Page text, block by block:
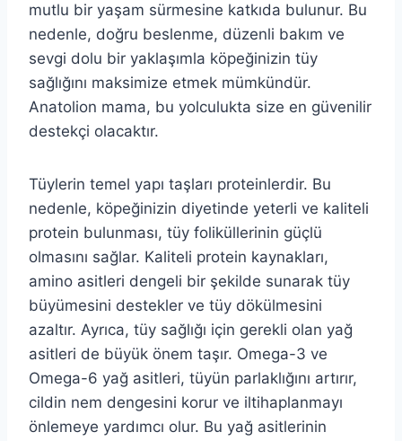
mutlu bir yaşam sürmesine katkıda bulunur. Bu
nedenle, doğru beslenme, düzenli bakım ve
sevgi dolu bir yaklaşımla köpeğinizin tüy
sağlığını maksimize etmek mümkündür.
Anatolion mama, bu yolculukta size en güvenilir
destekçi olacaktır.
Tüylerin temel yapı taşları proteinlerdir. Bu
nedenle, köpeğinizin diyetinde yeterli ve kaliteli
protein bulunması, tüy foliküllerinin güçlü
olmasını sağlar. Kaliteli protein kaynakları,
amino asitleri dengeli bir şekilde sunarak tüy
büyümesini destekler ve tüy dökülmesini
azaltır. Ayrıca, tüy sağlığı için gerekli olan yağ
asitleri de büyük önem taşır. Omega-3 ve
Omega-6 yağ asitleri, tüyün parlaklığını artırır,
cildin nem dengesini korur ve iltihaplanmayı
önlemeye yardımcı olur. Bu yağ asitlerinin